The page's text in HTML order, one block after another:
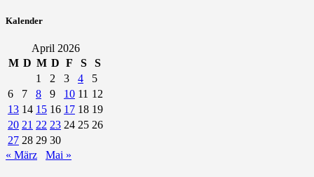
Kalender
April 2026
M D M D F S
S
1
2 3 4
5
6
7 8 9 10 11 12
13 14 15 16 17 18 19
20 21 22 23 24 25 26
27 28 29 30
« März
Mai »